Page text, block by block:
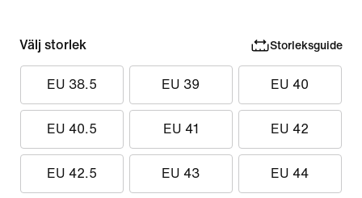
Välj storlek Storleksguide
EU 38.5 EU 39 EU 40
EU 40.5 EU 41 EU 42
EU 42.5 EU 43 EU 44